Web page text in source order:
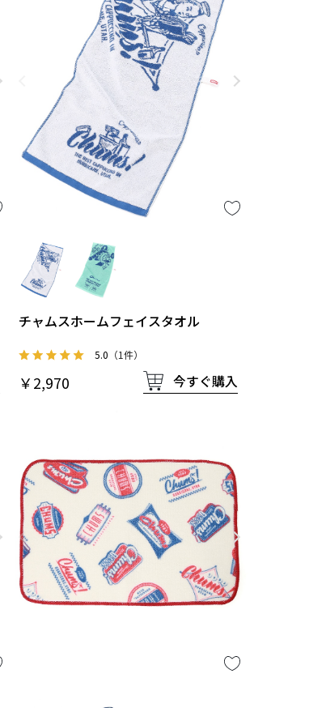
チャムスホームフェイスタオル
5.0 （1件）
￥2,970 今すぐ購入